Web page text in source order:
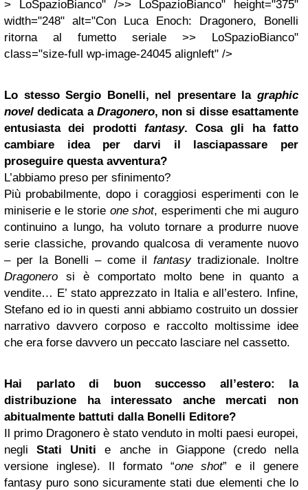
> LoSpazioBianco" />> LoSpazioBianco" height="375"
width="248" alt="Con Luca Enoch: Dragonero, Bonelli
ritorna al fumetto seriale >> LoSpazioBianco"
class="size-full wp-image-24045 alignleft" />
Lo stesso Sergio Bonelli, nel presentare la graphic
novel dedicata a Dragonero, non si disse esattamente
entusiasta dei prodotti fantasy. Cosa gli ha fatto
cambiare idea per darvi il lasciapassare per
proseguire questa avventura?
L’abbiamo preso per sfinimento?
Più probabilmente, dopo i coraggiosi esperimenti con le
miniserie e le storie one shot, esperimenti che mi auguro
continuino a lungo, ha voluto tornare a produrre nuove
serie classiche, provando qualcosa di veramente nuovo
– per la Bonelli – come il fantasytradizionale. Inoltre
Dragonero si è comportato molto bene in quanto a
vendite… E’ stato apprezzato in Italia e all’estero. Infine,
Stefano ed io in questi anni abbiamo costruito un dossier
narrativo davvero corposo e raccolto moltissime idee
che era forse davvero un peccato lasciare nel cassetto.
Hai parlato di buon successo all’estero: la
distribuzione ha interessato anche mercati non
abitualmente battuti dalla Bonelli Editore?
Il primo Dragonero è stato venduto in molti paesi europei,
negliStati Uniti e anche in Giappone (credo nella
versione inglese). Il formato “one shot” e il genere
fantasy puro sono sicuramente stati due elementi che lo